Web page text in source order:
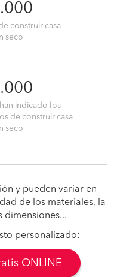
construir casa
seco
indicado los
de construir casa
seco
y pueden variar en
de los materiales, la
dimensiones...
personalizado:
ONLINE